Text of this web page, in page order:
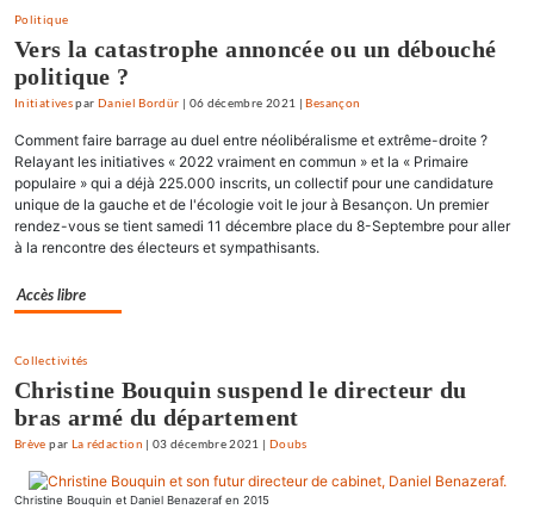
Politique
Vers la catastrophe annoncée ou un débouché
politique ?
Initiativespar Daniel Bordür | 06 décembre 2021 |Besançon
Comment faire barrage au duel entre néolibéralisme et extrême-droite ?
Relayant les initiatives « 2022 vraiment en commun » et la « Primaire
populaire » qui a déjà 225.000 inscrits, un collectif pour une candidature
unique de la gauche et de l'écologie voit le jour à Besançon. Un premier
rendez-vous se tient samedi 11 décembre place du 8-Septembre pour aller
à la rencontre des électeurs et sympathisants.
Accès libre
Collectivités
Christine Bouquin suspend le directeur du
bras armé du département
Brève par La rédaction |03 décembre 2021 | Doubs
Christine Bouquin et Daniel Benazeraf en 2015